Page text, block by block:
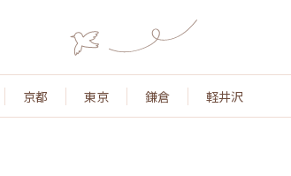
京都 東京 鎌倉 軽井沢